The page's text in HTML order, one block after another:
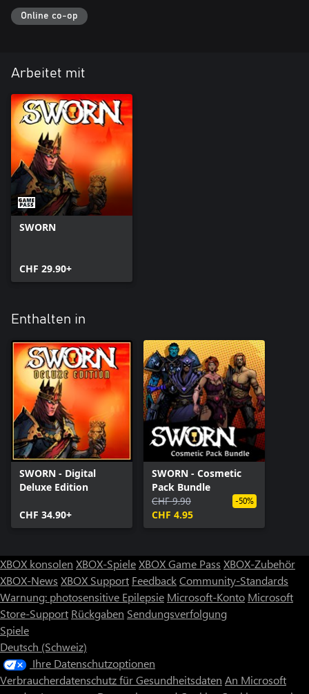
Online co-op
Arbeitet mit
SWORN
CHF 29.90+
Enthalten in
SWORN - Digital
Deluxe Edition
CHF 34.90+
SWORN - Cosmetic
Pack Bundle
CHF 9.90
CHF 4.95
-50%
XBOX konsolen XBOX-SpieleXBOX Game Pass XBOX-Zubehör
XBOX-News XBOX Support FeedbackCommunity-Standards
Warnung: photosensitive Epilepsie Microsoft-Konto Microsoft
Store-Support Rückgaben Sendungsverfolgung
Spiele
Deutsch (Schweiz)
Ihre Datenschutzoptionen
Verbraucherdatenschutz für Gesundheitsdaten An Microsoft